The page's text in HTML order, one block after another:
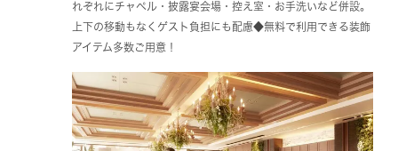
れぞれにチャペル・披露宴会場・控え室・お手洗いなど併設。
上下の移動もなくゲスト負担にも配慮◆無料で利用できる装飾
アイテム多数ご用意！